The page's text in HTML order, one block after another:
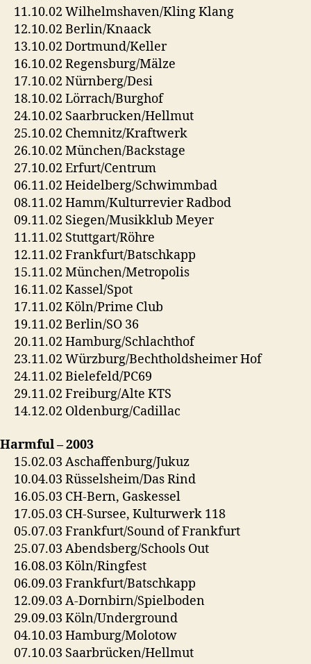
11.10.02 Wilhelmshaven/Kling Klang
12.10.02 Berlin/Knaack
13.10.02 Dortmund/Keller
16.10.02 Regensburg/Mälze
17.10.02 Nürnberg/Desi
18.10.02 Lörrach/Burghof
24.10.02 Saarbrucken/Hellmut
25.10.02 Chemnitz/Kraftwerk
26.10.02 München/Backstage
27.10.02 Erfurt/Centrum
06.11.02 Heidelberg/Schwimmbad
08.11.02 Hamm/Kulturrevier Radbod
09.11.02 Siegen/Musikklub Meyer
11.11.02 Stuttgart/Röhre
12.11.02 Frankfurt/Batschkapp
15.11.02 München/Metropolis
16.11.02 Kassel/Spot
17.11.02 Köln/Prime Club
19.11.02 Berlin/SO 36
20.11.02 Hamburg/Schlachthof
23.11.02 Würzburg/Bechtholdsheimer Hof
24.11.02 Bielefeld/PC69
29.11.02 Freiburg/Alte KTS
14.12.02 Oldenburg/Cadillac
Harmful – 2003
15.02.03 Aschaffenburg/Jukuz
10.04.03 Rüsselsheim/Das Rind
16.05.03 CH-Bern, Gaskessel
17.05.03 CH-Sursee, Kulturwerk 118
05.07.03 Frankfurt/Sound of Frankfurt
25.07.03 Abendsberg/Schools Out
16.08.03 Köln/Ringfest
06.09.03 Frankfurt/Batschkapp
12.09.03 A-Dornbirn/Spielboden
29.09.03 Köln/Underground
04.10.03 Hamburg/Molotow
07.10.03 Saarbrücken/Hellmut